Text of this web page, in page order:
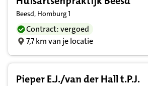
Beesd, Homburg 1
Contract: vergoed
7,7 km van je locatie
Pieper E.J./van der Hall t.P.J.